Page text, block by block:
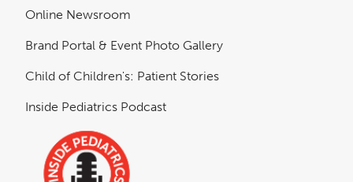
Online Newsroom
Brand Portal & Event Photo Gallery
Child of Children's: Patient Stories
Inside Pediatrics Podcast